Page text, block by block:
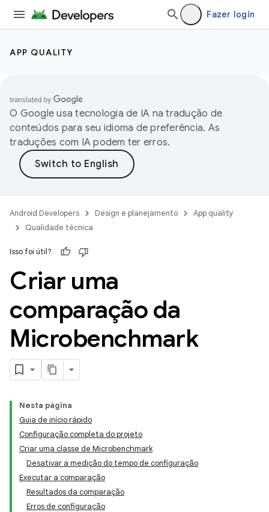
Fazer login
APP QUALITY
O Google usa tecnologia de IA na tradução de
conteúdos para seu idioma de preferência. As
traduções com IA podem ter erros.
Android Developers Design e planejamento
App quality
Qualidade técnica
Isso foi útil?
Criar uma
comparação da
Microbenchmark
Nesta página
Guia de início rápido
Configuração completa do projeto
Criar uma classe de Microbenchmark
Desativar a medição do tempo de configuração
Executar a comparação
Resultados da comparação
Erros de configuração